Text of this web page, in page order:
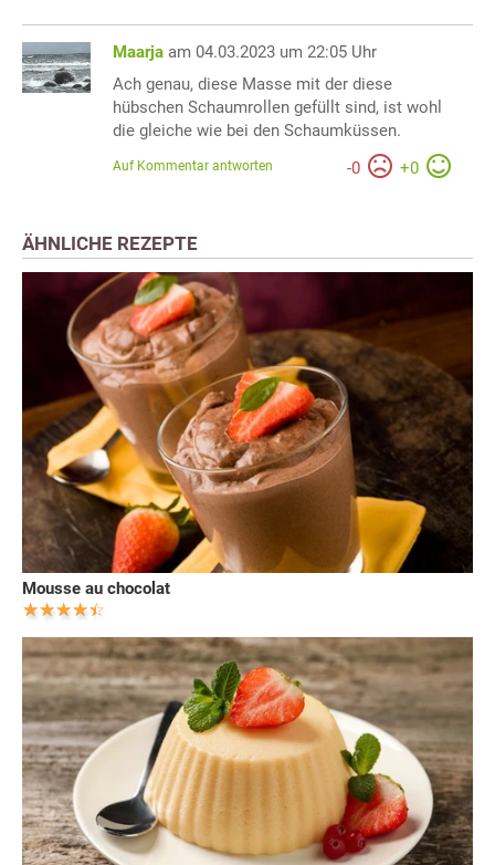
Maarja am 04.03.2023 um 22:05 Uhr
Ach genau, diese Masse mit der diese
hübschen Schaumrollen gefüllt sind, ist wohl
die gleiche wie bei den Schaumküssen.
-0 +0
Auf Kommentar antworten
ÄHNLICHE REZEPTE
Mousse au chocolat